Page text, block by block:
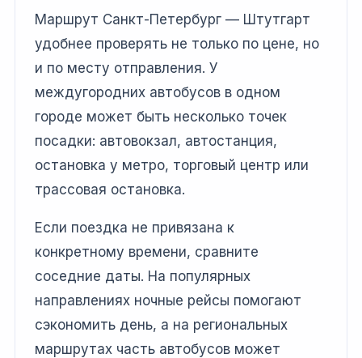
Маршрут Санкт-Петербург — Штутгарт
удобнее проверять не только по цене, но
и по месту отправления. У
междугородних автобусов в одном
городе может быть несколько точек
посадки: автовокзал, автостанция,
остановка у метро, торговый центр или
трассовая остановка.
Если поездка не привязана к
конкретному времени, сравните
соседние даты. На популярных
направлениях ночные рейсы помогают
сэкономить день, а на региональных
маршрутах часть автобусов может